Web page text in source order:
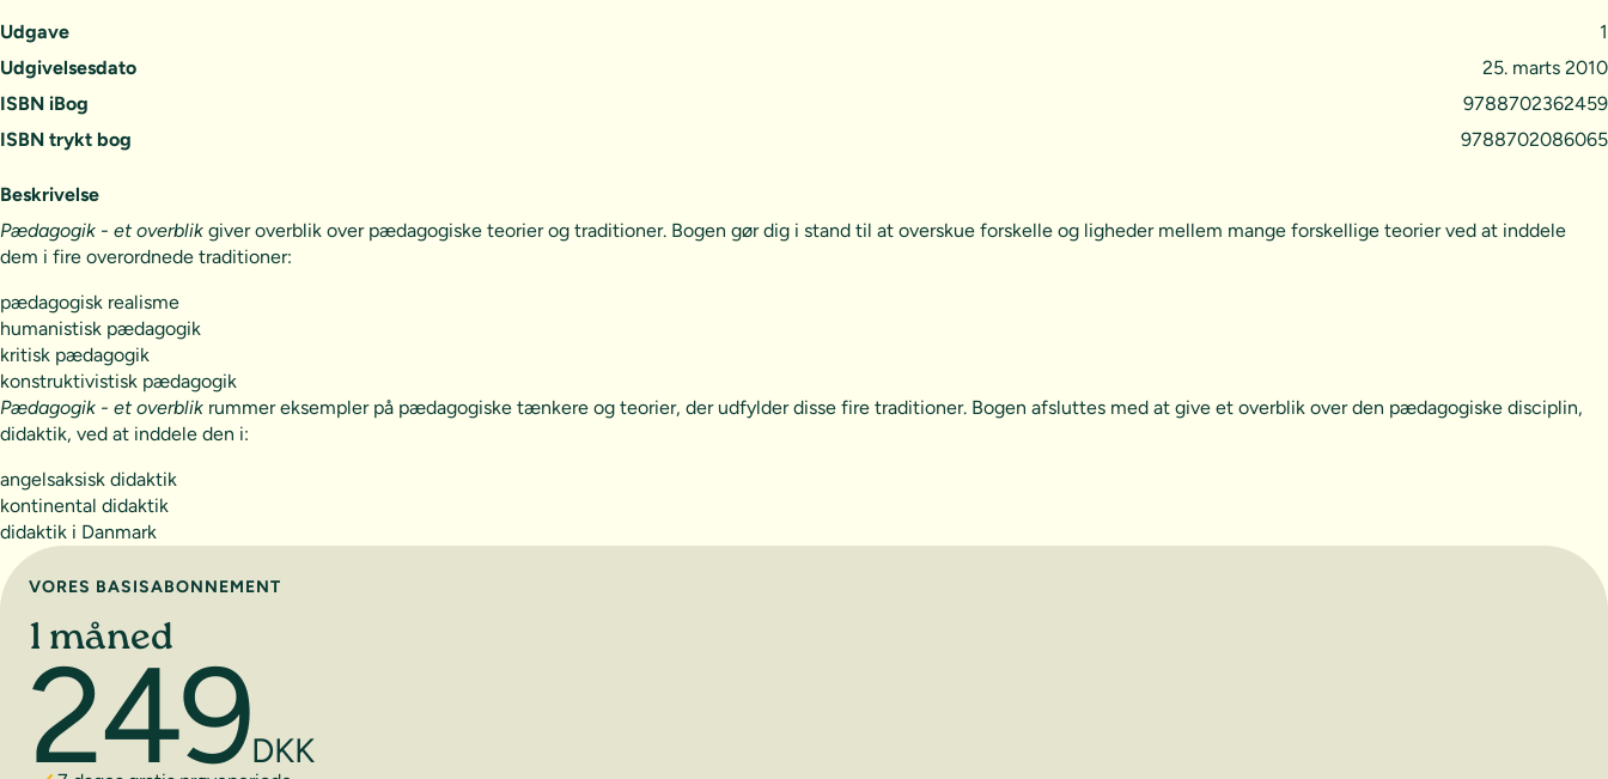
Udgave
1
Udgivelsesdato
25. marts 2010
ISBN iBog
9788702362459
ISBN trykt bog
9788702086065
Beskrivelse
Pædagogik - et overblik giver overblik over pædagogiske teorier og traditioner. Bogen gør dig i stand til at overskue forskelle og ligheder mellem mange forskellige teorier ved at inddele
dem i fire overordnede traditioner:
pædagogisk realisme
humanistisk pædagogik
kritisk pædagogik
konstruktivistisk pædagogik
Pædagogik - et overblik rummer eksempler på pædagogiske tænkere og teorier, der udfylder disse fire traditioner. Bogen afsluttes med at give et overblik over den pædagogiske disciplin,
didaktik, ved at inddele den i:
angelsaksisk didaktik
kontinental didaktik
didaktik i Danmark
Vælg abonnement
VORES BASISABONNEMENT
1 måned
249DKK